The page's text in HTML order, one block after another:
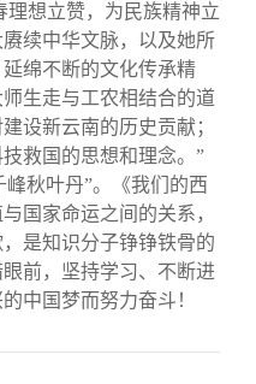
理想立赞，为民族精神立
续中华文脉，以及她所
绵不断的文化传承精
生走与工农相结合的道
设新云南的历史贡献；
救国的思想和理念。”
秋叶丹”。《我们的西
国家命运之间的关系，
是知识分子铮铮铁骨的
前，坚持学习、不断进
中国梦而努力奋斗！